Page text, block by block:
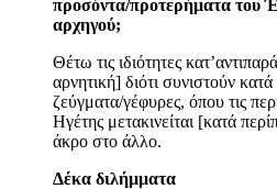
προσόντα/προτερήματα του
αρχηγού;
Θέτω τις ιδιότητες
αρνητική] διότι συνιστούν
ζεύγματα/γέφυρες, όπου τις
Ηγέτης μετακινείται [κατά
άκρο στο άλλο.
Δέκα διλήμματα